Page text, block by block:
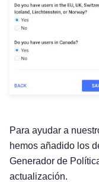
Para ayudar a
hemos añadido los
Generador de
actualización.